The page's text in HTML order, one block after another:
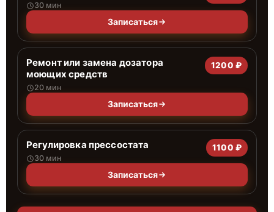
30 мин
Записаться
Ремонт или замена дозатора
моющих средств
20 мин
1200 ₽
Записаться
Регулировка прессостата
30 мин
1100 ₽
Записаться